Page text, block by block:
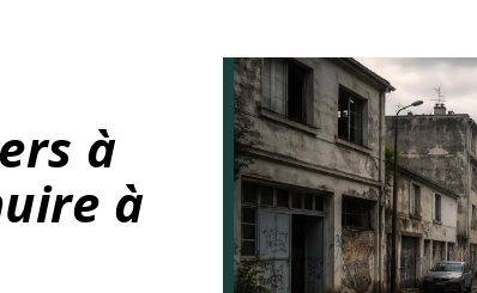
à
à